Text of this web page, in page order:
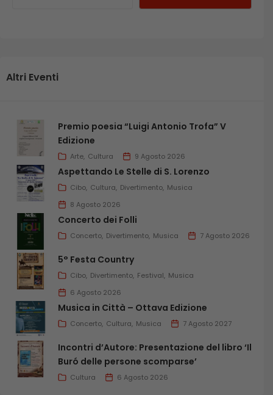
Altri Eventi
Premio poesia “Luigi Antonio Trofa” V
Edizione
Arte Cultura 9 Agosto 2026
Aspettando Le Stelle di S. Lorenzo
Cibo Cultura Divertimento Musica
8 Agosto 2026
Concerto dei Folli
Concerto Divertimento Musica 7 Agosto 2026
5° Festa Country
Cibo Divertimento Festival Musica
6 Agosto 2026
Musica in Città – Ottava Edizione
Concerto Cultura Musica 7 Agosto 2027
Incontri d’Autore: Presentazione del libro ‘Il
Buró delle persone scomparse’
Cultura 6 Agosto 2026